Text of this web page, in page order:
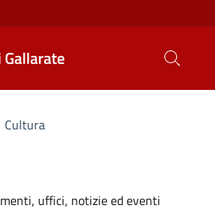
Cultura
uffici, notizie ed eventi